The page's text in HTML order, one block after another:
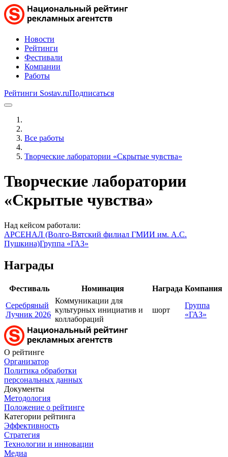
Новости
Рейтинги
Фестивали
Компании
Работы
Рейтинги Sostav.ruПодписаться
Все работы
Творческие лаборатории «Скрытые чувства»
Творческие лаборатории
«Скрытые чувства»
Над кейсом работали:
АРСЕНАЛ (Волго-Вятский филиал ГМИИ им. А.С.
Пушкина)Группа «ГАЗ»
Награды
Фестиваль Номинация Награда Компания
Серебряный
Лучник 2026
Коммуникации для
культурных инициатив и
коллабораций
шорт
Группа
«ГАЗ»
О рейтинге
Организатор
Политика обработки
персональных данных
Документы
Методология
Положение о рейтинге
Категории рейтинга
Эффективность
Стратегия
Технологии и инновации
Медиа